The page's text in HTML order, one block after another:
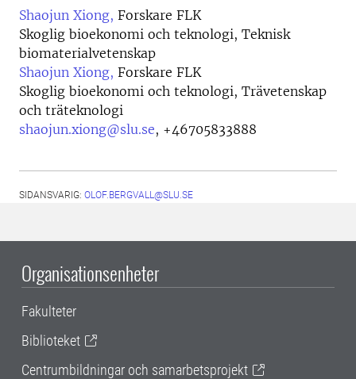
Shaojun Xiong, Forskare FLK
Skoglig bioekonomi och teknologi, Teknisk
biomaterialvetenskap
Shaojun Xiong, Forskare FLK
Skoglig bioekonomi och teknologi, Trävetenskap
och träteknologi
shaojun.xiong@slu.se, +46705833888
SIDANSVARIG: OLOF.BERGVALL@SLU.SE
Organisationsenheter
Fakulteter
Biblioteket
Centrumbildningar och samarbetsprojekt